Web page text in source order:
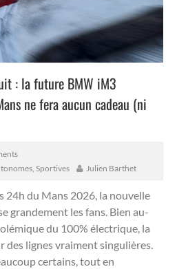
: la future BMW iM3
ne fera aucun cadeau (ni
Sportives Julien Barthet
24h du Mans 2026, la nouvelle
grandement les fans. Bien au-
du 100% électrique, la
des lignes vraiment singulières.
certains, tout en